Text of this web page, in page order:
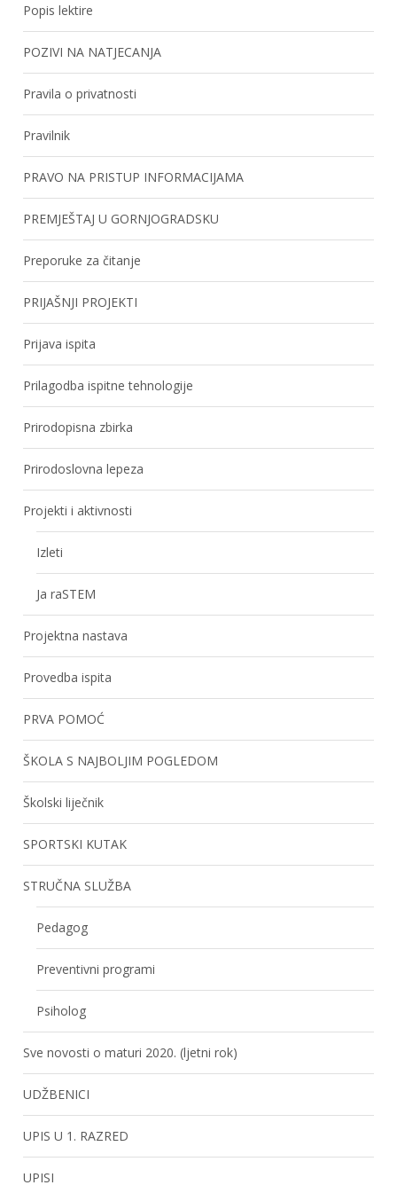
Popis lektire
POZIVI NA NATJECANJA
Pravila o privatnosti
Pravilnik
PRAVO NA PRISTUP INFORMACIJAMA
PREMJEŠTAJ U GORNJOGRADSKU
Preporuke za čitanje
PRIJAŠNJI PROJEKTI
Prijava ispita
Prilagodba ispitne tehnologije
Prirodopisna zbirka
Prirodoslovna lepeza
Projekti i aktivnosti
Izleti
Ja raSTEM
Projektna nastava
Provedba ispita
PRVA POMOĆ
ŠKOLA S NAJBOLJIM POGLEDOM
Školski liječnik
SPORTSKI KUTAK
STRUČNA SLUŽBA
Pedagog
Preventivni programi
Psiholog
Sve novosti o maturi 2020. (ljetni rok)
UDŽBENICI
UPIS U 1. RAZRED
UPISI